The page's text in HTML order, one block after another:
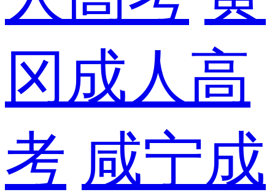
冈成人高
考 咸宁成